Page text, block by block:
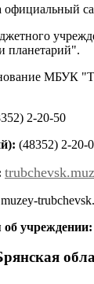
официальный
планетарий".
МБУК
2-20-50
(48352) 2-20-
учреждении: